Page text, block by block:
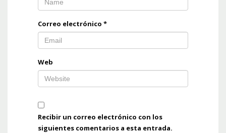
Correo electrónico *
Web
Recibir un correo electrónico con los
siguientes comentarios a esta entrada.